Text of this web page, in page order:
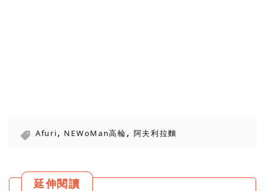
Afuri, NEWoMan高輪, 阿夫利拉麵
延伸閱讀